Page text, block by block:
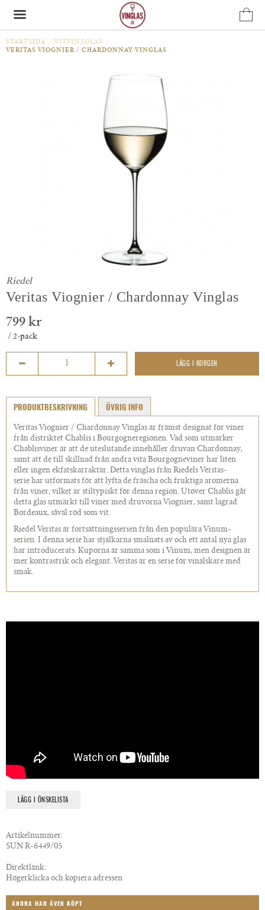
Produkten har blivit tillagd i varukorgen
STARTSIDA / VITVINSGLAS
/
VERITAS VIOGNIER / CHARDONNAY VINGLAS
Riedel
Veritas Viognier / Chardonnay Vinglas
799 kr
/ 2-pack
LÄGG I KORGEN
PRODUKTBESKRIVNING ÖVRIG INFO
Veritas Viognier / Chardonnay Vinglas är främst designat för viner
från distriktet Chablis i Bourgogneregionen. Vad som utmärker
Chablisviner är att de uteslutande innehåller druvan Chardonnay,
samt att de till skillnad från andra vita Bourgogneviner har liten
eller ingen ekfatskarraktär. Detta vinglas från Riedels Veritas-
serie har utformats för att lyfta de fräscha och fruktiga aromerna
från viner, vilket är stiltypiskt för denna region. Utöver Chablis går
detta glas utmärkt till viner med druvorna Viognier, samt lagrad
Bordeaux, såväl röd som vit.
Riedel Veritas är fortsättningsserien från den populära Vinum-
serien. I denna serie har stjälkarna smalnats av och ett antal nya glas
har introducerats. Kuporna är samma som i Vinum, men designen är
mer kontrastrik och elegant. Veritas är en serie för vinälskare med
smak.
LÄGG I ÖNSKELISTA
Artikelnummer:
SUN R-6449/05
Direktlänk:
Högerklicka och kopiera adressen
ANDRA HAR ÄVEN KÖPT